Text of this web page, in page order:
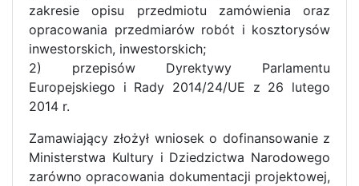
zakresie opisu przedmiotu zamówienia oraz
opracowania przedmiarów robót i kosztorysów
inwestorskich, inwestorskich;
2) przepisów Dyrektywy Parlamentu
Europejskiego i Rady 2014/24/UE z 26 lutego
2014 r.
Zamawiający złożył wniosek o dofinansowanie z
Ministerstwa Kultury i Dziedzictwa Narodowego
zarówno opracowania dokumentacji projektowej,